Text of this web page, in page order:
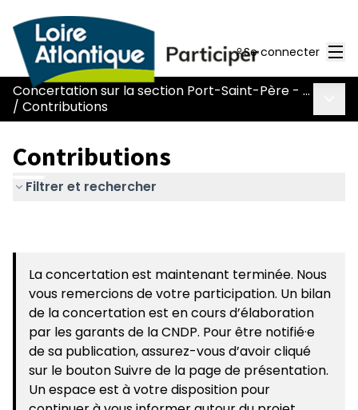
Se connecter
Concertation sur la section Port-Saint-Père - Le Pont Béranger de la route Nantes-Pornic
/ Contributions
Contributions
Filtrer et rechercher
La concertation est maintenant terminée. Nous
vous remercions de votre participation. Un bilan
de la concertation est en cours d’élaboration
par les garants de la CNDP. Pour être notifié·e
de sa publication, assurez-vous d’avoir cliqué
sur le bouton Suivre de la page de présentation.
Un espace est à votre disposition pour